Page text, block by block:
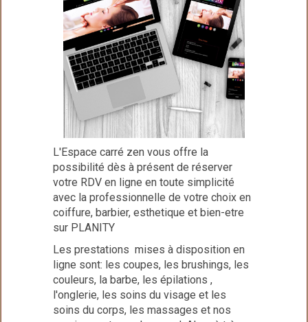
L'Espace carré zen vous offre la
possibilité dès à présent de réserver
votre RDV en ligne en toute simplicité
avec la professionnelle de votre choix en
coiffure, barbier, esthetique et bien-etre
sur PLANITY
Les prestations mises à disposition en
ligne sont: les coupes, les brushings, les
couleurs, la barbe, les épilations ,
l'onglerie, les soins du visage et les
soins du corps, les massages et nos